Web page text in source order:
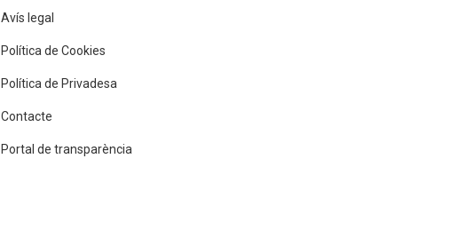
Avís legal
Política de Cookies
Política de Privadesa
Contacte
Portal de transparència